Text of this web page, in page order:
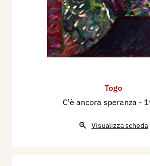
Togo
C'è ancora speranza -
Visualizza scheda